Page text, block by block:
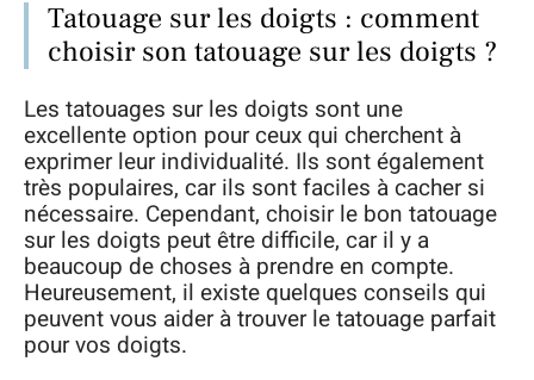
Tatouage sur les doigts : comment
choisir son tatouage sur les doigts ?
Les tatouages sur les doigts sont une
excellente option pour ceux qui cherchent à
exprimer leur individualité. Ils sont également
très populaires, car ils sont faciles à cacher si
nécessaire. Cependant, choisir le bon tatouage
sur les doigts peut être difficile, car il y a
beaucoup de choses à prendre en compte.
Heureusement, il existe quelques conseils qui
peuvent vous aider à trouver le tatouage parfait
pour vos doigts.